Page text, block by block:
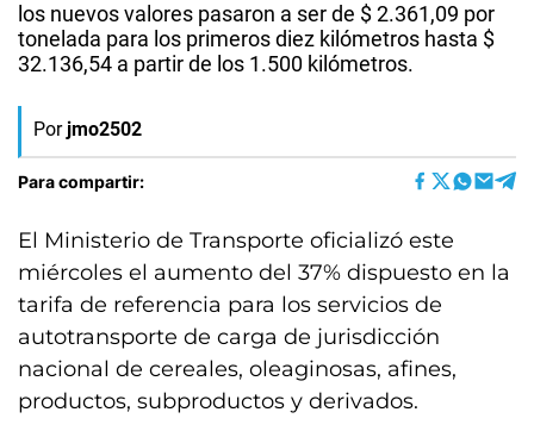
los nuevos valores pasaron a ser de $ 2.361,09 por
tonelada para los primeros diez kilómetros hasta $
32.136,54 a partir de los 1.500 kilómetros.
Por jmo2502
Para compartir:
El Ministerio de Transporte oficializó este
miércoles el aumento del 37% dispuesto en la
tarifa de referencia para los servicios de
autotransporte de carga de jurisdicción
nacional de cereales, oleaginosas, afines,
productos, subproductos y derivados.